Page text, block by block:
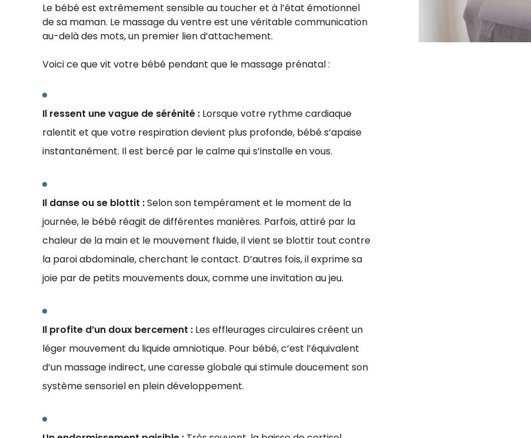
Le bébé est extrêmement sensible au toucher et à l’état émotionnel
de sa maman. Le massage du ventre est une véritable communication
au-delà des mots, un premier lien d’attachement.
Voici ce que vit votre bébé pendant que le massage prénatal :
Il ressent une vague de sérénité : Lorsque votre rythme cardiaque
ralentit et que votre respiration devient plus profonde, bébé s’apaise
instantanément. Il est bercé par le calme qui s’installe en vous.
Il danse ou se blottit :Selon son tempérament et le moment de la
journée, le bébé réagit de différentes manières. Parfois, attiré par la
chaleur de la main et le mouvement fluide, il vient se blottir tout contre
la paroi abdominale, cherchant le contact. D’autres fois, il exprime sa
joie par de petits mouvements doux, comme une invitation au jeu.
Il profite d’un doux bercement : Les effleurages circulaires créent un
léger mouvement du liquide amniotique. Pour bébé, c’est l’équivalent
d’un massage indirect, une caresse globale qui stimule doucement son
système sensoriel en plein développement.